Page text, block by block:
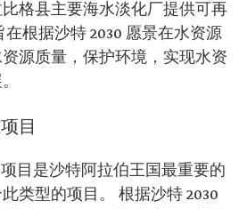
格县主要海水淡化厂提供可再
根据沙特 2030 愿景在水资源
源质量，保护环境，实现水资
目
目是沙特阿拉伯王国最重要的
类型的项目。 根据沙特 2030